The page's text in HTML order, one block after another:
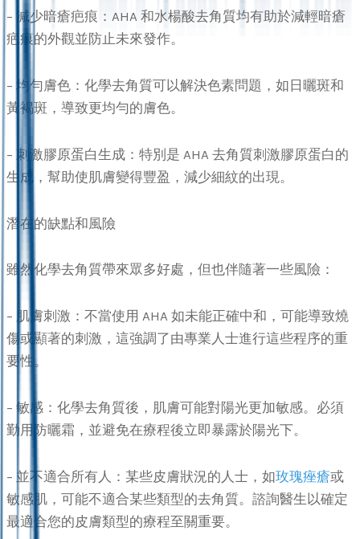
– 減少暗瘡疤痕：AHA 和水楊酸去角質均有助於減輕暗瘡
疤痕的外觀並防止未來發作。
– 均勻膚色：化學去角質可以解決色素問題，如日曬斑和
黃褐斑，導致更均勻的膚色。
– 刺激膠原蛋白生成：特別是 AHA 去角質刺激膠原蛋白的
生成，幫助使肌膚變得豐盈，減少細紋的出現。
潛在的缺點和風險
雖然化學去角質帶來眾多好處，但也伴隨著一些風險：
– 肌膚刺激：不當使用 AHA 如未能正確中和，可能導致燒
傷或顯著的刺激，這強調了由專業人士進行這些程序的重
要性。
– 敏感：化學去角質後，肌膚可能對陽光更加敏感。必須
勤用防曬霜，並避免在療程後立即暴露於陽光下。
– 並不適合所有人：某些皮膚狀況的人士，如玫瑰痤瘡或
敏感肌，可能不適合某些類型的去角質。諮詢醫生以確定
最適合您的皮膚類型的療程至關重要。